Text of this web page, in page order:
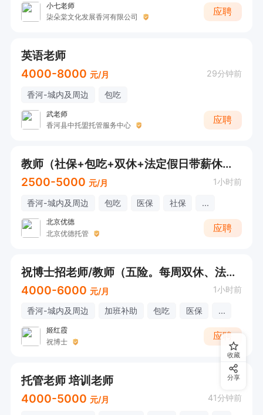
小七老师
柒朵棠文化发展香河有限公司
应聘
英语老师
4000-8000 元/月 29分钟前
香河-城内及周边 包吃
武老师
香河县中托盟托管服务中心
应聘
教师（社保+包吃+双休+法定假日带薪休假）
2500-5000 元/月 1小时前
香河-城内及周边 包吃 医保 社保 ...
北京优德
北京优德托管
应聘
祝博士招老师/教师（五险。每周双休、法定节日有公休）
4000-6000 元/月 1小时前
香河-城内及周边 加班补助 包吃 医保 ...
姬红霞
祝博士
应聘
托管老师 培训老师
4000-5000 元/月 41分钟前
收藏
分享